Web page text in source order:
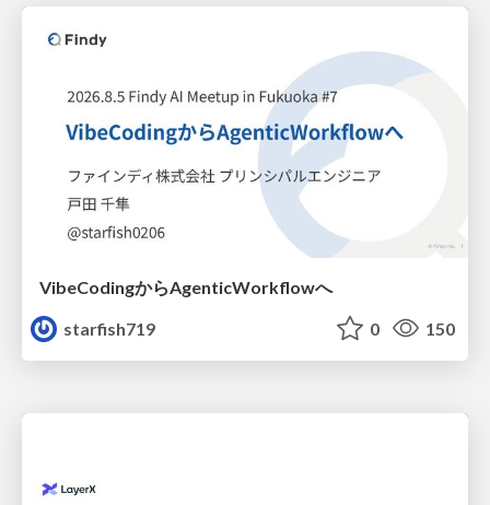
VibeCodingからAgenticWorkflowへ
starfish719
0 150